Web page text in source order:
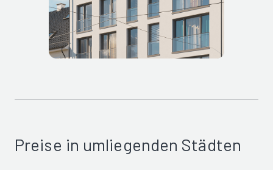
Preise in umliegenden Städten